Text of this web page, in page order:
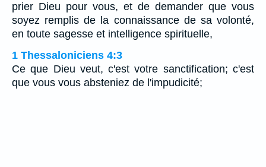
prier Dieu pour vous, et de demander que vous
soyez remplis de la connaissance de sa volonté,
en toute sagesse et intelligence spirituelle,
1 Thessaloniciens 4:3
Ce que Dieu veut, c'est votre sanctification; c'est
que vous vous absteniez de l'impudicité;